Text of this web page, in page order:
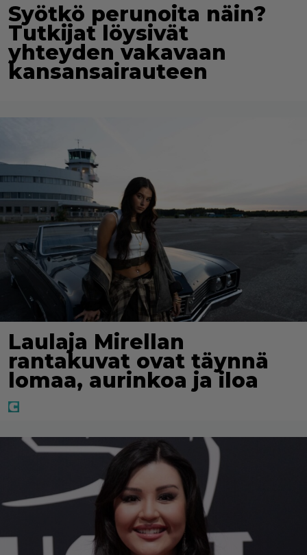
Syötkö perunoita näin?
Tutkijat löysivät
yhteyden vakavaan
kansansairauteen
Laulaja Mirellan
rantakuvat ovat täynnä
lomaa, aurinkoa ja iloa